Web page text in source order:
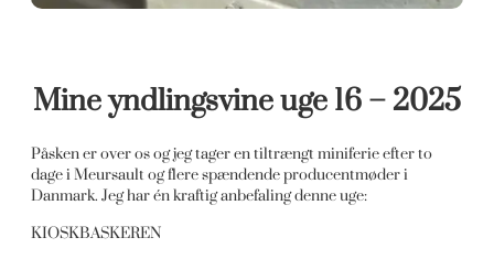
Mine yndlingsvine uge 16 – 2025
Påsken er over os og jeg tager en tiltrængt miniferie efter to
dage i Meursault og flere spændende producentmøder i
Danmark. Jeg har én kraftig anbefaling denne uge:
KIOSKBASKEREN